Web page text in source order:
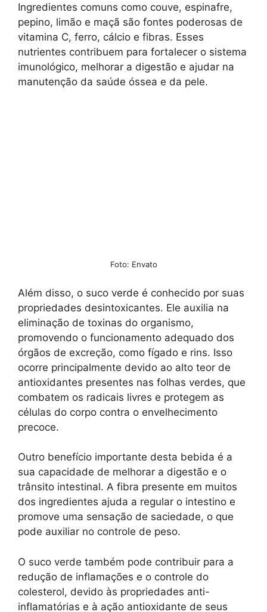
Ingredientes comuns como couve, espinafre,
pepino, limão e maçã são fontes poderosas de
vitamina C, ferro, cálcio e fibras. Esses
nutrientes contribuem para fortalecer o sistema
imunológico, melhorar a digestão e ajudar na
manutenção da saúde óssea e da pele.
Foto: Envato
Além disso, o suco verde é conhecido por suas
propriedades desintoxicantes. Ele auxilia na
eliminação de toxinas do organismo,
promovendo o funcionamento adequado dos
órgãos de excreção, como fígado e rins. Isso
ocorre principalmente devido ao alto teor de
antioxidantes presentes nas folhas verdes, que
combatem os radicais livres e protegem as
células do corpo contra o envelhecimento
precoce.
Outro benefício importante desta bebida é a
sua capacidade de melhorar a digestão e o
trânsito intestinal. A fibra presente em muitos
dos ingredientes ajuda a regular o intestino e
promove uma sensação de saciedade, o que
pode auxiliar no controle de peso.
O suco verde também pode contribuir para a
redução de inflamações e o controle do
colesterol, devido às propriedades anti-
inflamatórias e à ação antioxidante de seus